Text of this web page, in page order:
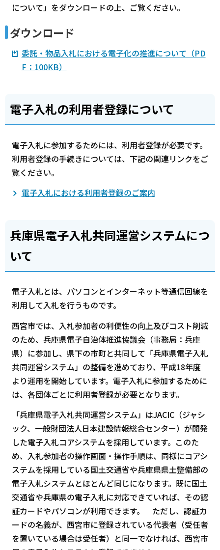
について」をダウンロードの上、ご覧ください。
ダウンロード
委託・物品入札における電子化の推進について（PD
F：100KB）
電子入札の利用者登録について
電子入札に参加するためには、利用者登録が必要です。
利用者登録の手続きについては、下記の関連リンクをご
覧ください。
電子入札における利用者登録のご案内
兵庫県電子入札共同運営システムにつ
いて
電子入札とは、パソコンとインターネット等通信回線を
利用して入札を行うものです。
西宮市では、入札参加者の利便性の向上及びコスト削減
のため、兵庫県電子自治体推進協議会（事務局：兵庫
県）に参加し、県下の市町と共同して「兵庫県電子入札
共同運営システム」の整備を進めており、平成18年度
より運用を開始しています。電子入札に参加するために
は、各団体ごとに利用者登録が必要となります。
「兵庫県電子入札共同運営システム」はJACIC（ジャシ
ック、一般財団法人日本建設情報総合センター）が開発
した電子入札コアシステムを採用しています。このた
め、入札参加者の操作画面・操作手順は、同様にコアシ
ステムを採用している国土交通省や兵庫県県土整備部の
電子入札システムとほとんど同じになります。既に国土
交通省や兵庫県の電子入札に対応できていれば、その認
証カードやパソコンが利用できます。 ただし、認証カ
ードの名義が、西宮市に登録されている代表者（受任者
を置いている場合は受任者）と同一でなければ、西宮市